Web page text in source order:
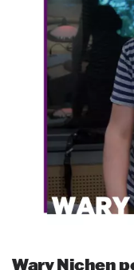
Wary Nichen